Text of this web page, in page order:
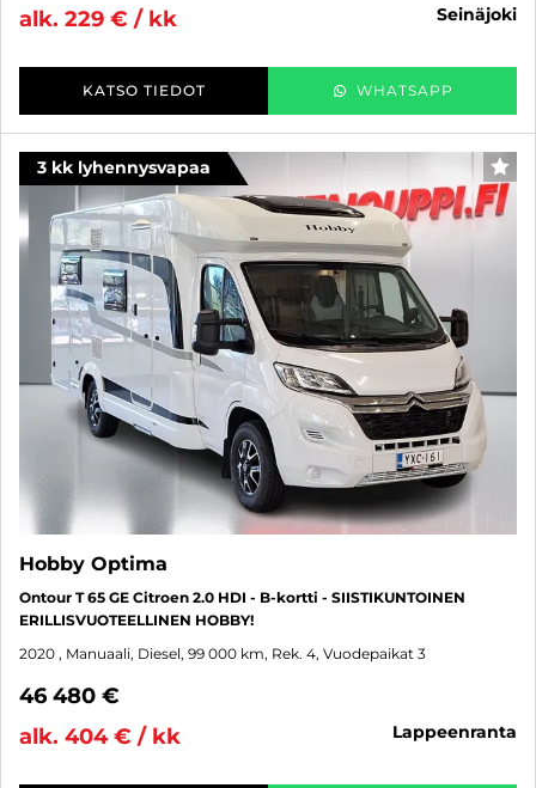
alk. 229 € / kk
seinäjoki
KATSO TIEDOT WHATSAPP
3 kk lyhennysvapaa
Hobby Optima
Ontour T 65 GE Citroen 2.0 HDI - B-kortti - SIISTIKUNTOINEN
ERILLISVUOTEELLINEN HOBBY!
2020 , Manuaali, Diesel, 99 000 km, Rek. 4, Vuodepaikat 3
46 480 €
alk. 404 € / kk
lappeenranta